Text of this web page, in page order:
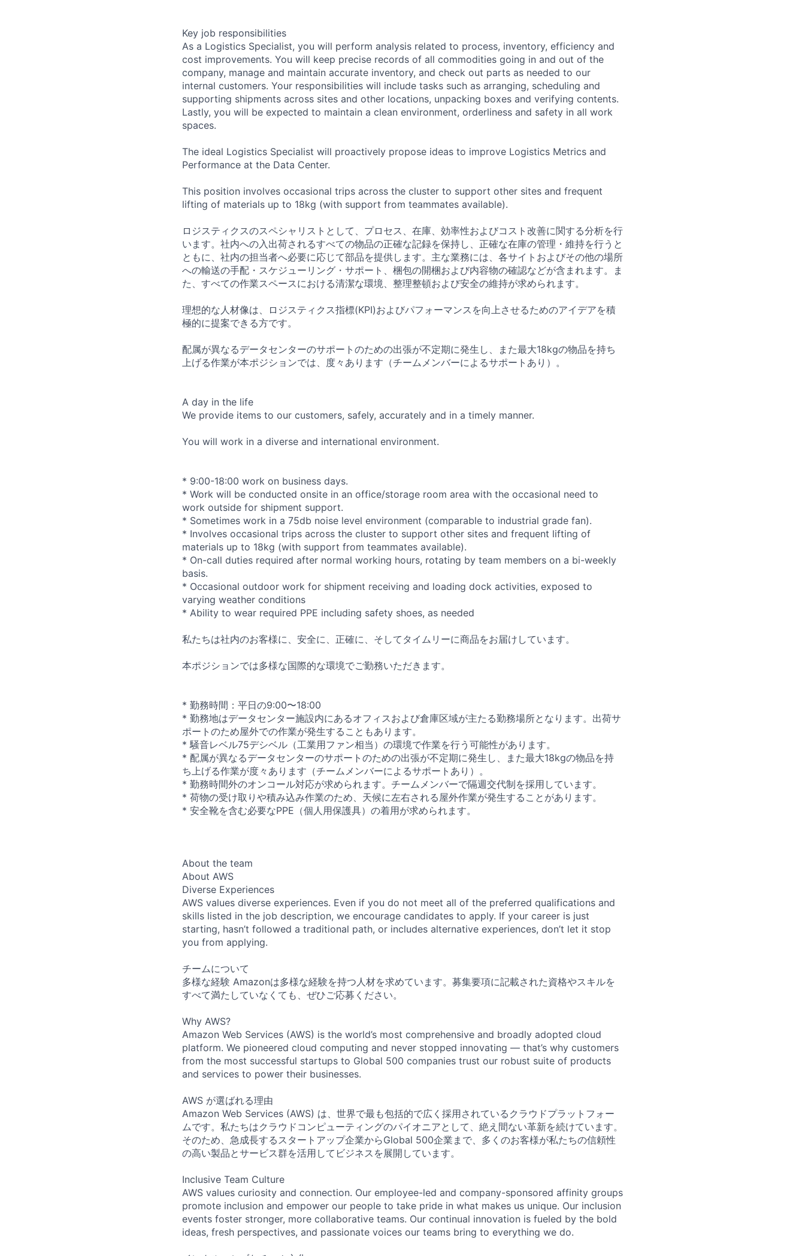
Key job responsibilities
As a Logistics Specialist, you will perform analysis related to process, inventory, efficiency and
cost improvements. You will keep precise records of all commodities going in and out of the
company, manage and maintain accurate inventory, and check out parts as needed to our
internal customers. Your responsibilities will include tasks such as arranging, scheduling and
supporting shipments across sites and other locations, unpacking boxes and verifying contents.
Lastly, you will be expected to maintain a clean environment, orderliness and safety in all work
spaces.
The ideal Logistics Specialist will proactively propose ideas to improve Logistics Metrics and
Performance at the Data Center.
This position involves occasional trips across the cluster to support other sites and frequent
lifting of materials up to 18kg (with support from teammates available).
ロジスティクスのスペシャリストとして、プロセス、在庫、効率性およびコスト改善に関する分析を行
います。社内への入出荷されるすべての物品の正確な記録を保持し、正確な在庫の管理・維持を行うと
ともに、社内の担当者へ必要に応じて部品を提供します。主な業務には、各サイトおよびその他の場所
への輸送の手配・スケジューリング・サポート、梱包の開梱および内容物の確認などが含まれます。ま
た、すべての作業スペースにおける清潔な環境、整理整頓および安全の維持が求められます。
理想的な人材像は、ロジスティクス指標(KPI)およびパフォーマンスを向上させるためのアイデアを積
極的に提案できる方です。
配属が異なるデータセンターのサポートのための出張が不定期に発生し、また最大18kgの物品を持ち
上げる作業が本ポジションでは、度々あります（チームメンバーによるサポートあり）。
A day in the life
We provide items to our customers, safely, accurately and in a timely manner.
You will work in a diverse and international environment.
* 9:00-18:00 work on business days.
* Work will be conducted onsite in an office/storage room area with the occasional need to
work outside for shipment support.
* Sometimes work in a 75db noise level environment (comparable to industrial grade fan).
* Involves occasional trips across the cluster to support other sites and frequent lifting of
materials up to 18kg (with support from teammates available).
* On-call duties required after normal working hours, rotating by team members on a bi-weekly
basis.
* Occasional outdoor work for shipment receiving and loading dock activities, exposed to
varying weather conditions
* Ability to wear required PPE including safety shoes, as needed
私たちは社内のお客様に、安全に、正確に、そしてタイムリーに商品をお届けしています。
本ポジションでは多様な国際的な環境でご勤務いただきます。
* 勤務時間：平日の9:00〜18:00
* 勤務地はデータセンター施設内にあるオフィスおよび倉庫区域が主たる勤務場所となります。出荷サ
ポートのため屋外での作業が発生することもあります。
* 騒音レベル75デシベル（工業用ファン相当）の環境で作業を行う可能性があります。
* 配属が異なるデータセンターのサポートのための出張が不定期に発生し、また最大18kgの物品を持
ち上げる作業が度々あります（チームメンバーによるサポートあり）。
* 勤務時間外のオンコール対応が求められます。チームメンバーで隔週交代制を採用しています。
* 荷物の受け取りや積み込み作業のため、天候に左右される屋外作業が発生することがあります。
* 安全靴を含む必要なPPE（個人用保護具）の着用が求められます。
About the team
About AWS
Diverse Experiences
AWS values diverse experiences. Even if you do not meet all of the preferred qualifications and
skills listed in the job description, we encourage candidates to apply. If your career is just
starting, hasn’t followed a traditional path, or includes alternative experiences, don’t let it stop
you from applying.
チームについて
多様な経験 Amazonは多様な経験を持つ人材を求めています。募集要項に記載された資格やスキルを
すべて満たしていなくても、ぜひご応募ください。
Why AWS?
Amazon Web Services (AWS) is the world’s most comprehensive and broadly adopted cloud
platform. We pioneered cloud computing and never stopped innovating — that’s why customers
from the most successful startups to Global 500 companies trust our robust suite of products
and services to power their businesses.
AWS が選ばれる理由
Amazon Web Services (AWS) は、世界で最も包括的で広く採用されているクラウドプラットフォー
ムです。私たちはクラウドコンピューティングのパイオニアとして、絶え間ない革新を続けています。
そのため、急成長するスタートアップ企業からGlobal 500企業まで、多くのお客様が私たちの信頼性
の高い製品とサービス群を活用してビジネスを展開しています。
Inclusive Team Culture
AWS values curiosity and connection. Our employee-led and company-sponsored affinity groups
promote inclusion and empower our people to take pride in what makes us unique. Our inclusion
events foster stronger, more collaborative teams. Our continual innovation is fueled by the bold
ideas, fresh perspectives, and passionate voices our teams bring to everything we do.